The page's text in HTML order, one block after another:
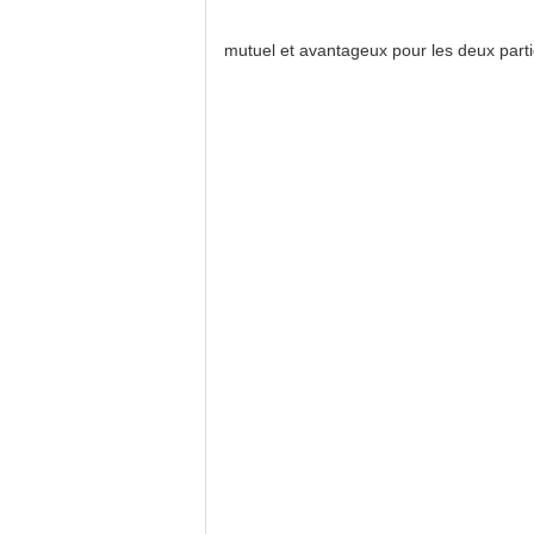
mutuel et avantageux pour les deux